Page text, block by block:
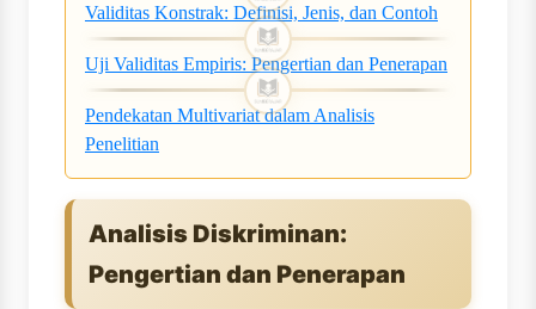
Validitas Konstrak: Definisi, Jenis, dan Contoh
Uji Validitas Empiris: Pengertian dan Penerapan
Pendekatan Multivariat dalam Analisis
Penelitian
Analisis Diskriminan:
Pengertian dan Penerapan